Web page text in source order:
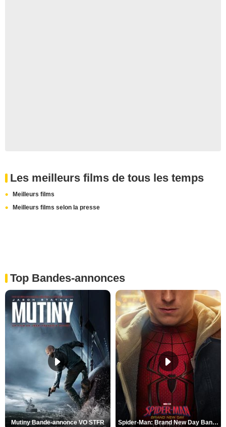
Les meilleurs films de tous les temps
Meilleurs films
Meilleurs films selon la presse
Top Bandes-annonces
Mutiny Bande-annonce VO STFR Spider-Man: Brand New Day Bande-annonce VO STFR